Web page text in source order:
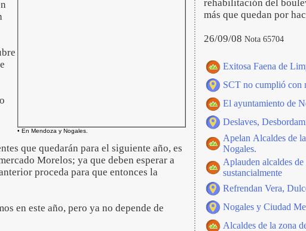
• En Mendoza y Nogales.
que quedarán para el siguiente año, es
Morelos; ya que deben esperar a
proceda para que entonces la
en este año, pero ya no depende de
rehabilitación del
más que quedan por
26/09/08 Nota 65704
Exitosa Faena de
SCT no cumplió con
El ayuntamiento de
Deslaves,
Apelan Alcaldes de
Nogales.
Aplauden alcaldes
sustancialmente
Refrendan Vera,
Nogales y Ciudad
Alcaldes de la zona